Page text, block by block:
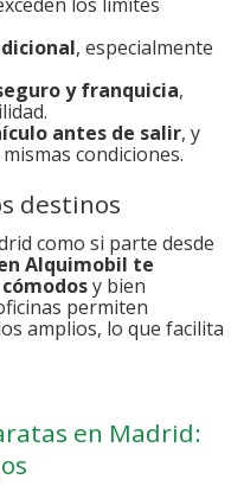
, especialmente
y franquicia,
antes de salir, y
condiciones.
destinos
como si parte desde
Alquimobil te
y bien
permiten
amplios, lo que facilita
en Madrid: